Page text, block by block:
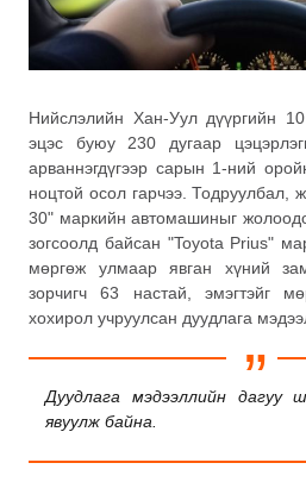
Нийслэлийн Хан-Уул дүүргийн
эцэс буюу 230 дугаар
арваннэгдүгээр сарын 1-ний
ноцтой осол гарчээ. Тодруулбал,
30" маркийн автомашиныг
зогсоолд байсан "Toyota Prius"
мөргөж улмаар явган хүний
зорчигч 63 настай, эмэгтэйг
хохирол учруулсан дуудлага
Дуудлага мэдээллийн дагуу
явуулж байна.